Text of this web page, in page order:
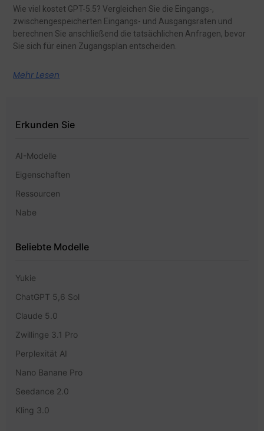
Wie viel kostet GPT-5.5? Vergleichen Sie die Eingangs-,
zwischengespeicherten Eingangs- und Ausgangsraten und
berechnen Sie anschließend die tatsächlichen Anfragen, bevor
Sie sich für einen Zugangsplan entscheiden.
Mehr Lesen
Erkunden Sie
AI-Modelle
Eigenschaften
Ressourcen
Nabe
Beliebte Modelle
Yukie
ChatGPT 5,6 Sol
Claude 5.0
Zwillinge 3.1 Pro
Perplexität AI
Nano Banane Pro
Seedance 2.0
Kling 3.0